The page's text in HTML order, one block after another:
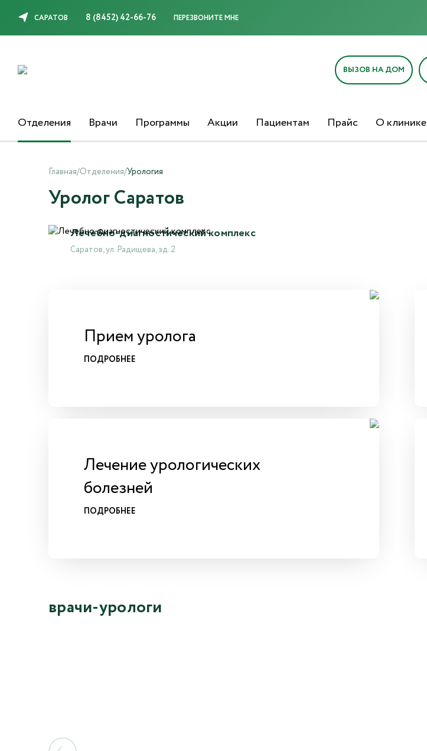
САРАТОВ 8 (8452) 42-66-76 ПЕРЕЗВОНИТЕ МНЕ
ВЫЗОВ НА ДОМ
Отделения Врачи Программы Акции Пациентам Прайс О клинике
Главная/Отделения/Урология
Уролог Саратов
Лечебно-диагностический комплекс
Саратов, ул. Радищева, зд. 2
Прием уролога
ПОДРОБНЕЕ
Лечение урологических
болезней
ПОДРОБНЕЕ
врачи-урологи